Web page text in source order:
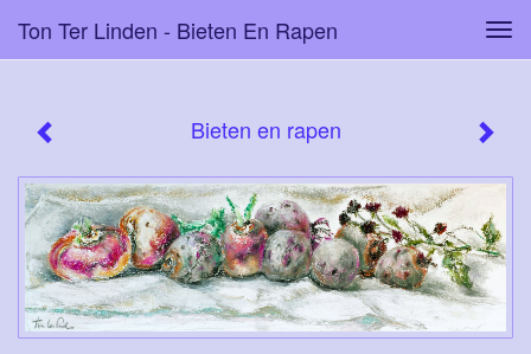
Ton Ter Linden - Bieten En Rapen
Bieten en rapen